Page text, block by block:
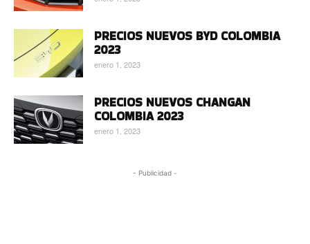
PRECIOS NUEVOS BYD COLOMBIA
2023
enero 1, 2023
PRECIOS NUEVOS CHANGAN
COLOMBIA 2023
enero 1, 2023
- Publicidad -